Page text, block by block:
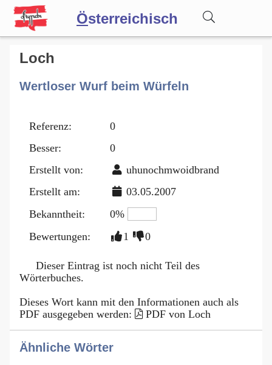
Österreichisch
Wörterbuch
Forum
Blog
Loch
Wertloser Wurf beim Würfeln
Referenz:
0
Besser:
0
Erstellt von:
uhunochmwoidbrand
Erstellt am:
03.05.2007
Bekanntheit:
0%
Bewertungen:
1 0
Dieser Eintrag ist noch nicht Teil des
Wörterbuches.
Dieses Wort kann mit den Informationen auch als
PDF ausgegeben werden:
PDF von Loch
Ähnliche Wörter